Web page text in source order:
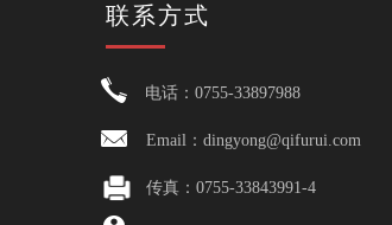
传真：0755-33843991-4
电话：0755-33897988
Email：dingyong@qifurui.com
联系方式